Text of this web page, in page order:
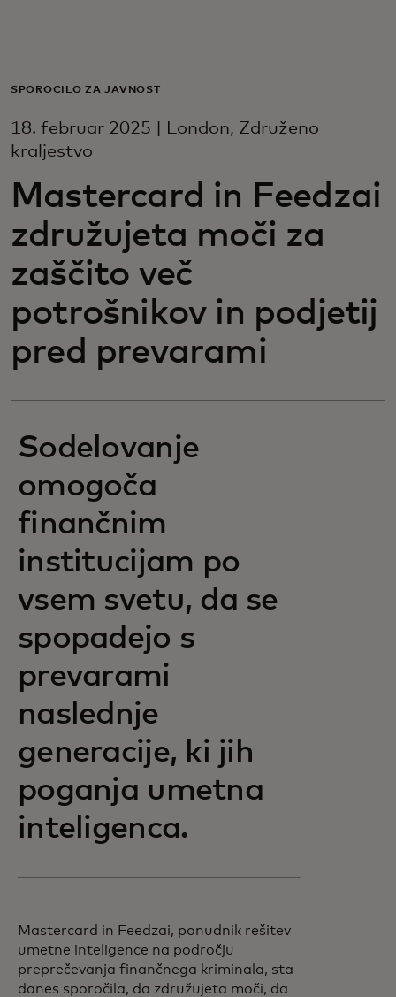
Za podjetja
Za svet
Za inovatorje
Novice in trendi
SPOROČILO ZA JAVNOST
18. februar 2025 | London, Združeno
kraljestvo
Mastercard in Feedzai
združujeta moči za
zaščito več
potrošnikov in podjetij
pred prevarami
Sodelovanje
omogoča
finančnim
institucijam po
vsem svetu, da se
spopadejo s
prevarami
naslednje
generacije, ki jih
poganja umetna
inteligenca.
Mastercard in Feedzai, ponudnik rešitev
umetne inteligence na področju
preprečevanja finančnega kriminala, sta
danes sporočila, da združujeta moči, da